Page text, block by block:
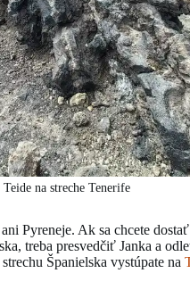
na streche Tenerife
ani Pyreneje. Ak sa chcete
treba presvedčiť Janka a
Španielska vystúpate na